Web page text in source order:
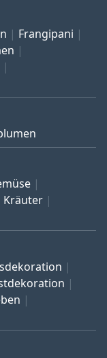
Frangipani
Kräuter